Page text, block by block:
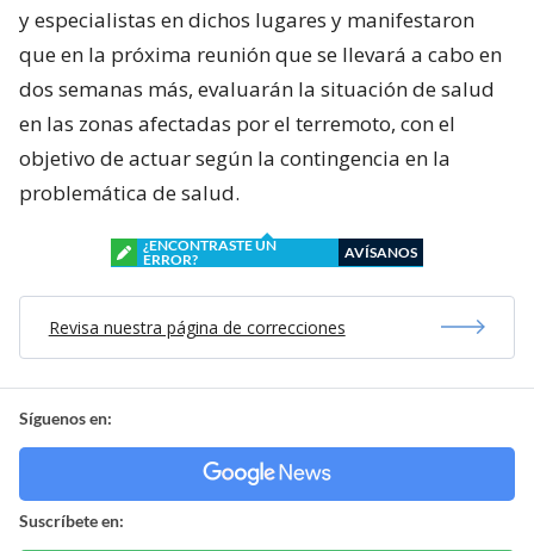
y especialistas en dichos lugares y manifestaron
que en la próxima reunión que se llevará a cabo en
dos semanas más, evaluarán la situación de salud
en las zonas afectadas por el terremoto, con el
objetivo de actuar según la contingencia en la
problemática de salud.
¿ENCONTRASTE UN
ERROR?
AVÍSANOS
Revisa nuestra página de correcciones
Síguenos en:
Suscríbete en: